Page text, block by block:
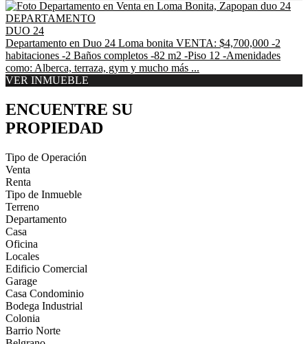
DEPARTAMENTO
DUO 24
Departamento en Duo 24 Loma bonita VENTA: $4,700,000 -2
habitaciones -2 Baños completos -82 m2 -Piso 12 -Amenidades
como: Alberca, terraza, gym y mucho más ...
VER INMUEBLE
ENCUENTRE SU
PROPIEDAD
Tipo de Operación
Venta
Renta
Tipo de Inmueble
Terreno
Departamento
Casa
Oficina
Locales
Edificio Comercial
Garage
Casa Condominio
Bodega Industrial
Colonia
Barrio Norte